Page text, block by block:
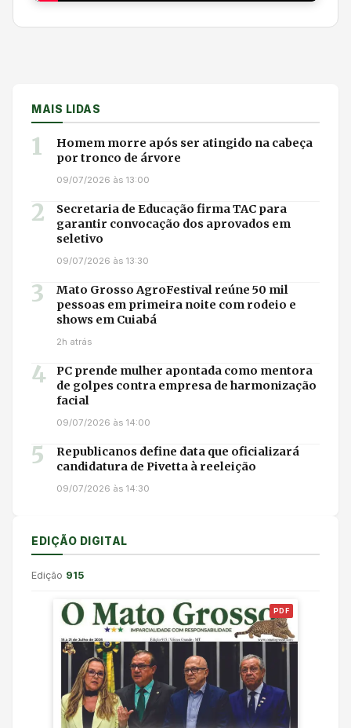
MAIS LIDAS
1
Homem morre após ser atingido na cabeça
por tronco de árvore
09/07/2026 às 13:00
2
Secretaria de Educação firma TAC para
garantir convocação dos aprovados em
seletivo
09/07/2026 às 13:30
3
Mato Grosso AgroFestival reúne 50 mil
pessoas em primeira noite com rodeio e
shows em Cuiabá
2h atrás
4
PC prende mulher apontada como mentora
de golpes contra empresa de harmonização
facial
09/07/2026 às 14:00
5
Republicanos define data que oficializará
candidatura de Pivetta à reeleição
09/07/2026 às 14:30
EDIÇÃO DIGITAL
Edição 915
PDF